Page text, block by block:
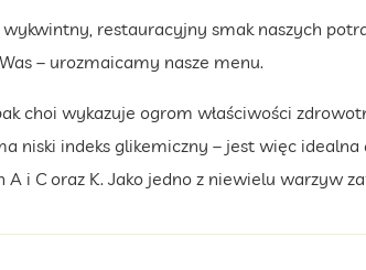
restauracyjny smak naszych
– urozmaicamy nasze menu.
choi wykazuje ogrom właściwości
niski indeks glikemiczny – jest więc
i C oraz K. Jako jedno z niewielu warzyw